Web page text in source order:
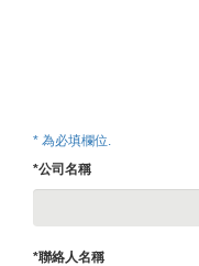
* 為必填欄位.
*公司名稱
*聯絡人名稱